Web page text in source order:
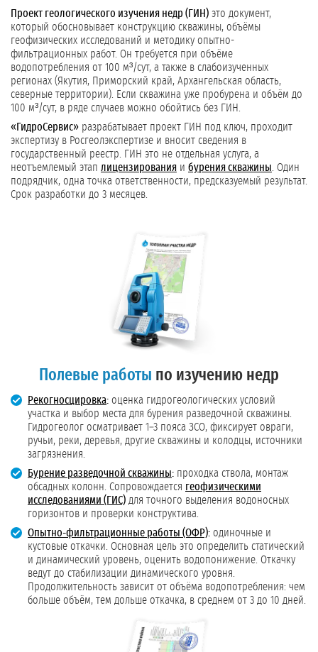
Проект геологического изучения недр (ГИН) это документ,
который обосновывает конструкцию скважины, объёмы
геофизических исследований и методику опытно-
фильтрационных работ. Он требуется при объёме
водопотребления от 100 м³/сут, а также в слабоизученных
регионах (Якутия, Приморский край, Архангельская область,
северные территории). Если скважина уже пробурена и объём до
100 м³/сут, в ряде случаев можно обойтись без ГИН.
«ГидроСервис» разрабатывает проект ГИН под ключ, проходит
экспертизу в Росгеолэкспертизе и вносит сведения в
государственный реестр. ГИН это не отдельная услуга, а
неотъемлемый этап лицензирования и бурения скважины . Один
подрядчик, одна точка ответственности, предсказуемый результат.
Срок разработки до 3 месяцев.
Полевые работы по изучению недр
Рекогносцировка: оценка гидрогеологических условий
участка и выбор места для бурения разведочной скважины.
Гидрогеолог осматривает 1–3 пояса ЗСО, фиксирует овраги,
ручьи, реки, деревья, другие скважины и колодцы, источники
загрязнения.
Бурение разведочной скважины: проходка ствола, монтаж
обсадных колонн. Сопровождается геофизическими
исследованиями (ГИС) для точного выделения водоносных
горизонтов и проверки конструктива.
Опытно-фильтрационные работы (ОФР): одиночные и
кустовые откачки. Основная цель это определить статический
и динамический уровень, оценить водопонижение. Откачку
ведут до стабилизации динамического уровня.
Продолжительность зависит от объёма водопотребления: чем
больше объём, тем дольше откачка, в среднем от 3 до 10 дней.